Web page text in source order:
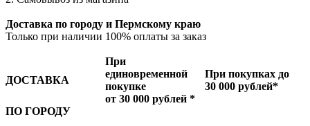
Доставка по городу и Пермскому краю
Только при наличии 100% оплаты за заказ
ДОСТАВКА
При
единовременной
покупке
от 30 000 рублей *
При покупках до
30 000 рублей*
ПО ГОРОДУ